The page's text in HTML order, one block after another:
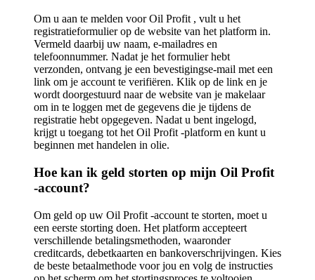
Om u aan te melden voor Oil Profit , vult u het
registratieformulier op de website van het platform in.
Vermeld daarbij uw naam, e-mailadres en
telefoonnummer. Nadat je het formulier hebt
verzonden, ontvang je een bevestigingse-mail met een
link om je account te verifiëren. Klik op de link en je
wordt doorgestuurd naar de website van je makelaar
om in te loggen met de gegevens die je tijdens de
registratie hebt opgegeven. Nadat u bent ingelogd,
krijgt u toegang tot het Oil Profit -platform en kunt u
beginnen met handelen in olie.
Hoe kan ik geld storten op mijn Oil Profit
-account?
Om geld op uw Oil Profit -account te storten, moet u
een eerste storting doen. Het platform accepteert
verschillende betalingsmethoden, waaronder
creditcards, debetkaarten en bankoverschrijvingen. Kies
de beste betaalmethode voor jou en volg de instructies